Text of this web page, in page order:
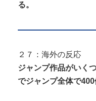
る。
２７：海外の反応
ジャンプ作品がいく
でジャンプ全体で